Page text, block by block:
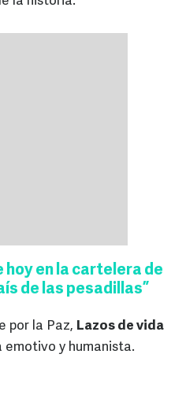
hoy en la cartelera de
de las pesadillas”
por la Paz, Lazos de vida
emotivo y humanista.